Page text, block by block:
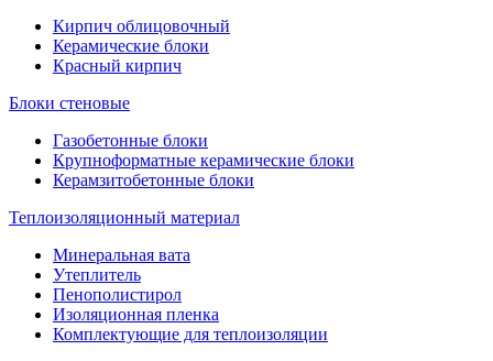
Кирпич облицовочный
Керамические блоки
Красный кирпич
Блоки стеновые
Газобетонные блоки
Крупноформатные керамические блоки
Керамзитобетонные блоки
Теплоизоляционный материал
Минеральная вата
Утеплитель
Пенополистирол
Изоляционная пленка
Комплектующие для теплоизоляции